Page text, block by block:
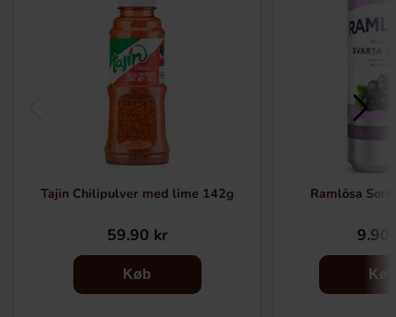
Tajin Chilipulver med lime 142g
59.90 kr
Køb
Ramlösa
9.90
Køb